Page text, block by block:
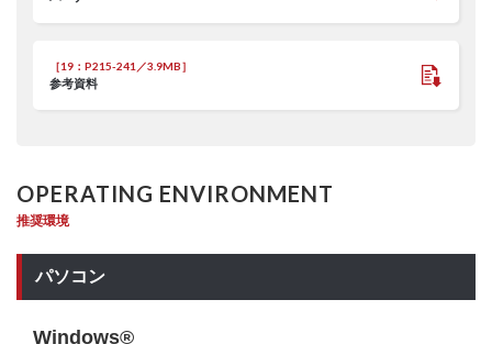
［19：P215-241／3.9MB］
参考資料
OPERATING ENVIRONMENT
推奨環境
パソコン
Windows®